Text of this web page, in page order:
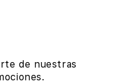
de nuestras